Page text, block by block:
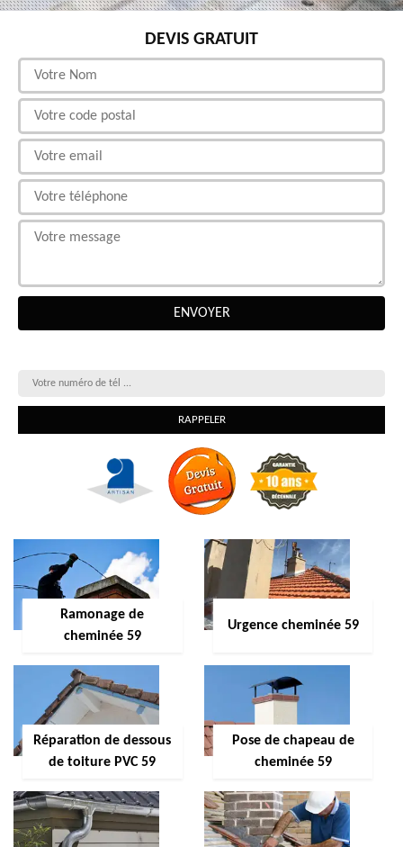
DEVIS GRATUIT
Ramonage de
cheminée 59
Urgence cheminée 59
Réparation de dessous
de toiture PVC 59
Pose de chapeau de
cheminée 59